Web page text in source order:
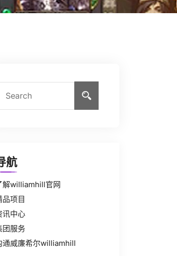
航
解williamhill官网
品项目
讯中心
团服务
通威廉希尔williamhill